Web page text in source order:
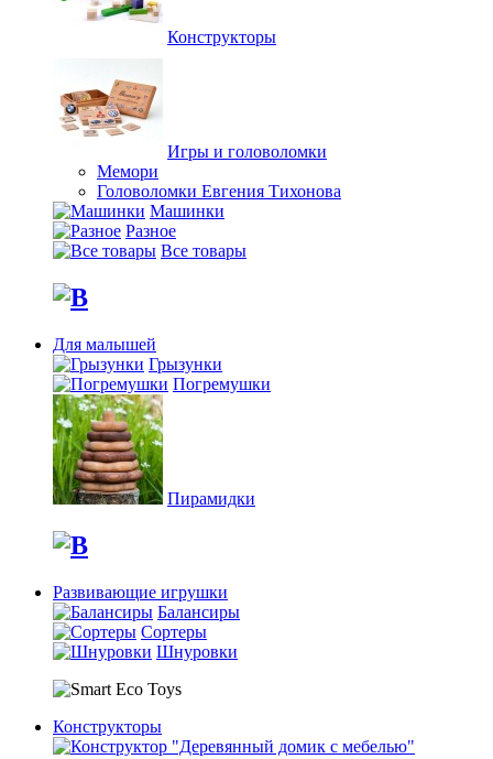
Конструкторы
Игры и головоломки
Мемори
Головоломки Евгения Тихонова
Машинки
Разное
Все товары
Для малышей
Грызунки
Погремушки
Пирамидки
Развивающие игрушки
Балансиры
Сортеры
Шнуровки
Конструкторы